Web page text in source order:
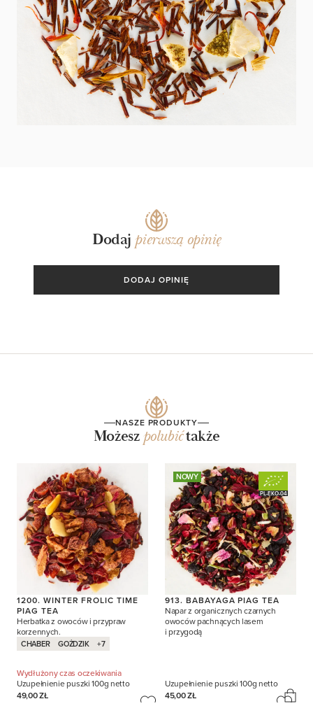
OWSIANE ROOIBOS LATTE
NIESPODZIANKA
W POSTACI KOKTAJLU
ORANGE SURPRISE
Dodaj pierwszą opinię
DODAJ OPINIĘ
NASZE PRODUKTY
Możeszpolubićtakże
1200. WINTER FROLIC TIME
PIAG TEA
Herbatka z owoców i przypraw
korzennych.
CHABER GOŻDZIK +7
Wydłużony czas oczekiwania
Uzupełnienie puszki100g netto
49,00 ZŁ
NOWY
PL-EKO-04
913. BABAYAGA PIAG TEA
Napar z organicznych czarnych
owoców pachnących lasem
i przygodą
Uzupełnienie puszki100g netto
45,00 ZŁ